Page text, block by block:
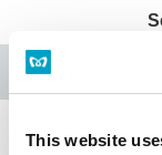
This website